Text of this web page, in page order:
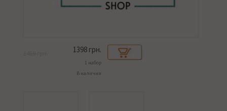
1398 грн.
1 набор
В наличии